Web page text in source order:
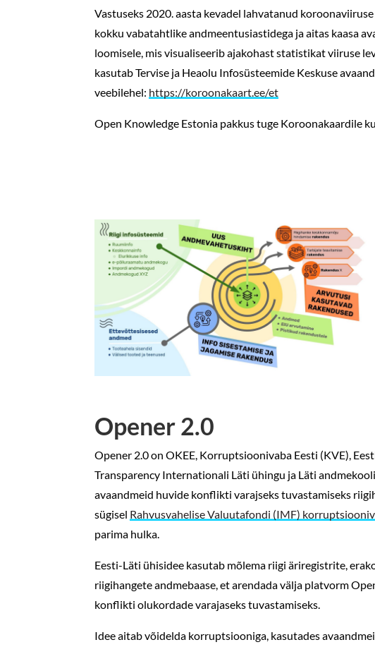
Vastuseks 2020. aasta kevadel lahvatanud
kokku vabatahtlike andmeentusiastidega ja aitas kaasa
loomisele, mis visualiseerib ajakohast statistikat viiruse
kasutab Tervise ja Heaolu Infosüsteemide Keskuse
veebilehel: https://koroonakaart.ee/et
Open Knowledge Estonia pakkus tuge Koroonakaardile
Opener 2.0
Opener 2.0 on OKEE, Korruptsioonivaba Eesti (KVE),
Transparency Internationali Läti ühingu ja Läti
avaandmeid huvide konflikti varajseks tuvastamiseks
sügisel Rahvusvahelise Valuutafondi (IMF)
parima hulka.
Eesti-Läti ühisidee kasutab mõlema riigi äriregistrite,
riigihangete andmebaase, et arendada välja platvorm
konflikti olukordade varajaseks tuvastamiseks.
Idee aitab võidelda korruptsiooniga, kasutades